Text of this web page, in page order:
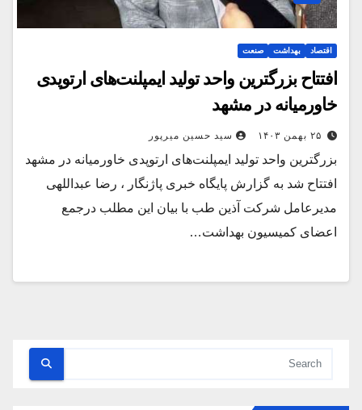
اقتصاد بهداشت صنعت
افتتاح بزرگترین واحد تولید ایمپلنت‌های ارتوپدی
خاورمیانه در مشهد
۲۵ بهمن ۱۴۰۳ سید حسین میرپور
بزرگترین واحد تولید ایمپلنت‌های ارتوپدی خاورمیانه در مشهد
افتتاح شد به گزارش پایگاه خبری پاژنگار ، رضا عبداللهی
مدیرعامل شرکت آذین طب با بیان این مطلب درجمع
اعضای کمیسیون بهداشت…